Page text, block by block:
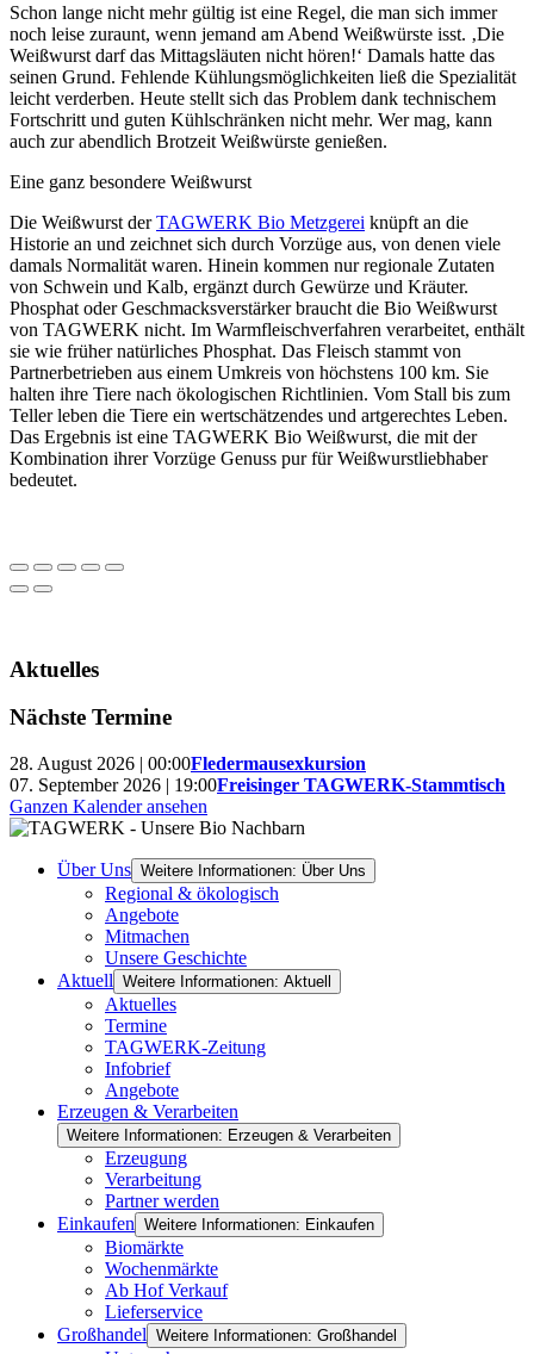
Schon lange nicht mehr gültig ist eine Regel, die man sich immer
noch leise zuraunt, wenn jemand am Abend Weißwürste isst. ‚Die
Weißwurst darf das Mittagsläuten nicht hören!‘ Damals hatte das
seinen Grund. Fehlende Kühlungsmöglichkeiten ließ die Spezialität
leicht verderben. Heute stellt sich das Problem dank technischem
Fortschritt und guten Kühlschränken nicht mehr. Wer mag, kann
auch zur abendlich Brotzeit Weißwürste genießen.
Eine ganz besondere Weißwurst
Die Weißwurst derTAGWERK Bio Metzgerei knüpft an die
Historie an und zeichnet sich durch Vorzüge aus, von denen viele
damals Normalität waren. Hinein kommen nur regionale Zutaten
von Schwein und Kalb, ergänzt durch Gewürze und Kräuter.
Phosphat oder Geschmacksverstärker braucht die Bio Weißwurst
von TAGWERK nicht. Im Warmfleischverfahren verarbeitet, enthält
sie wie früher natürliches Phosphat. Das Fleisch stammt von
Partnerbetrieben aus einem Umkreis von höchstens 100 km. Sie
halten ihre Tiere nach ökologischen Richtlinien. Vom Stall bis zum
Teller leben die Tiere ein wertschätzendes und artgerechtes Leben.
Das Ergebnis ist eine TAGWERK Bio Weißwurst, die mit der
Kombination ihrer Vorzüge Genuss pur für Weißwurstliebhaber
bedeutet.
Aktuelles
Nächste Termine
28. August 2026 | 00:00Fledermausexkursion
07. September 2026 | 19:00Freisinger TAGWERK-Stammtisch
Ganzen Kalender ansehen
Über Uns Weitere Informationen: Über Uns
Regional & ökologisch
Angebote
Mitmachen
Unsere Geschichte
Aktuell Weitere Informationen: Aktuell
Aktuelles
Termine
TAGWERK-Zeitung
Infobrief
Angebote
Erzeugen & Verarbeiten
Weitere Informationen: Erzeugen & Verarbeiten
Erzeugung
Verarbeitung
Partner werden
Einkaufen Weitere Informationen: Einkaufen
Biomärkte
Wochenmärkte
Ab Hof Verkauf
Lieferservice
Großhandel Weitere Informationen: Großhandel